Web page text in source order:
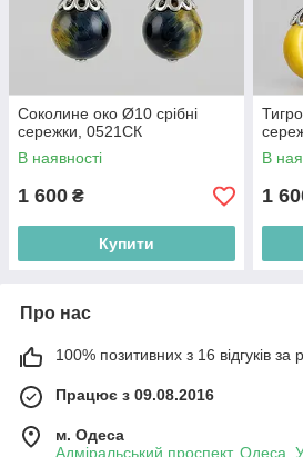
Соколине око Ø10 срібні
сережки, 0521СК
В наявності
1 600 ₴
Купити
В
1
Про нас
100% позитивних з 16 відгуків за
Працює з 09.08.2016
м. Одеса
Адміральський проспект, Одеса,